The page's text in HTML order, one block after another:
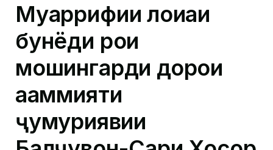
Муаррифии лоиҳаи
бунёди роҳи
мошингарди дорои
аҳаммияти
ҷумҳуриявии